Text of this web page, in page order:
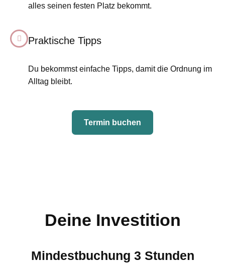
alles seinen festen Platz bekommt.
Praktische Tipps
Du bekommst einfache Tipps, damit die Ordnung im
Alltag bleibt.
Termin buchen
Deine Investition
Mindestbuchung 3 Stunden